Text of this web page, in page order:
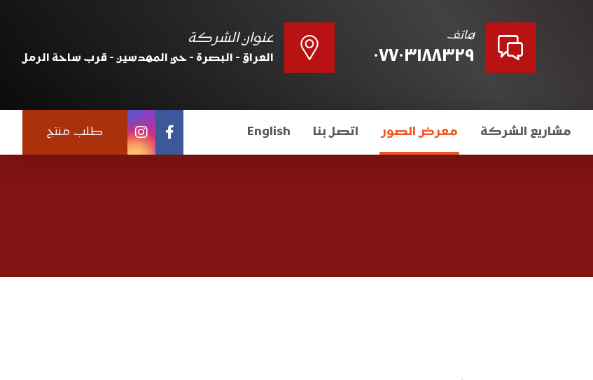
عنوان الشركة
العراق - البصرة - حي المهدسين - قرب ساحة الرمل
هاتف
٠٧٧٠٣١٨٨٣٢٩
مشاريع الشركة معرض الصور اتصل بنا English طلب منتج